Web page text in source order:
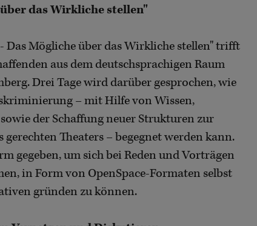
das Wirkliche stellen"
Mögliche über das Wirkliche stellen" trifft
aus dem deutschsprachigen Raum
Drei Tage wird darüber gesprochen, wie
– mit Hilfe von Wissen,
der Schaffung neuer Strukturen zur
Theaters – begegnet werden kann.
gegeben, um sich bei Reden und Vorträgen
in Form von OpenSpace-Formaten selbst
gründen zu können.